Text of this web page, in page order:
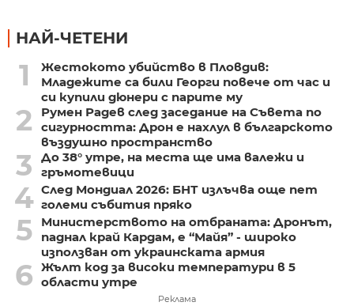
НАЙ-ЧЕТЕНИ
1
Жестокото убийство в Пловдив:
Младежите са били Георги повече от час и
си купили дюнери с парите му
2
Румен Радев след заседание на Съвета по
сигурността: Дрон е нахлул в българското
въздушно пространство
3
До 38° утре, на места ще има валежи и
гръмотевици
4 След Мондиал 2026: БНТ излъчва още пет
големи събития пряко
5
Министерството на отбраната: Дронът,
паднал край Кардам, е “Майя” - широко
използван от украинската армия
6 Жълт код за високи температури в 5
области утре
Реклама